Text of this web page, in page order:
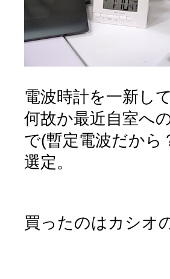
電波時計を一新し
何故か最近自室へ
で(暫定電波だから
選定。
買ったのはカシオ